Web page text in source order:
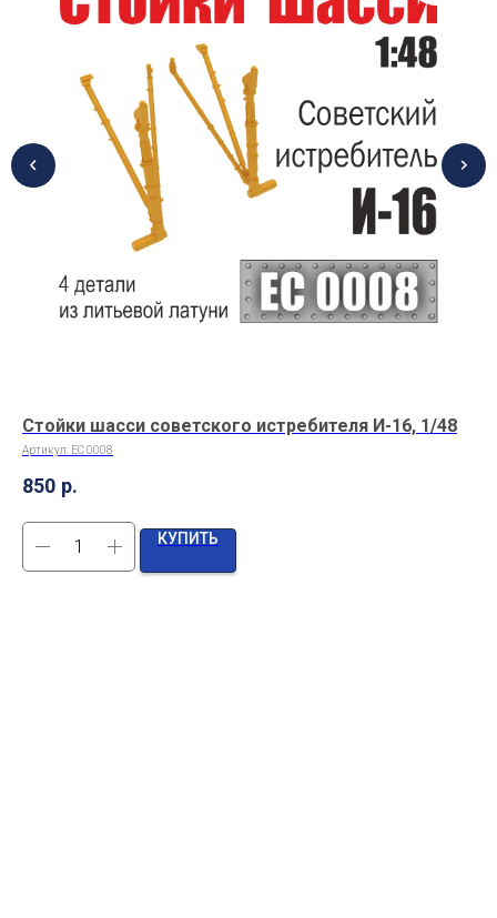
Стойки шасси советского истребителя И-16, 1/48
Артикул: EC 0008
850 р.
КУПИТЬ